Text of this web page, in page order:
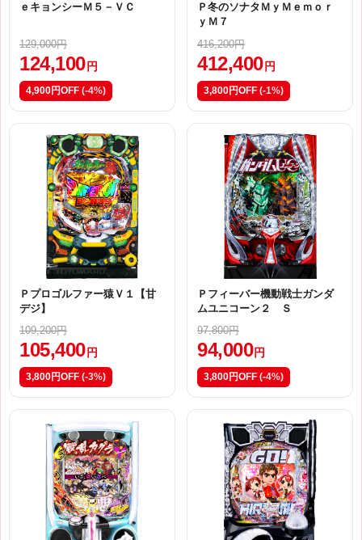
ｅキョンシーＭ５－ＶＣ
129,000円
124,100 円
4,900円OFF (-4%)
Ｐ冬のソナタＭｙＭｅｍｏｒ
ｙＭ７
416,200円
412,400 円
3,800円OFF (-1%)
Ｐプロゴルファー猿Ｖ１【甘
デジ】
109,200円
105,400 円
3,800円OFF (-3%)
Ｐフィーバー機動戦士ガンダ
ムユニコーン２ Ｓ
97,800円
94,000 円
3,800円OFF (-4%)